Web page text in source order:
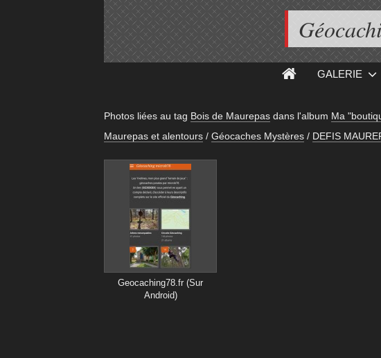
GALERIE
Photos liées au tag Bois de Maurepasdans l'album Ma
Maurepas et alentours / Géocaches Mystères / DEFIS
Geocaching78.fr (Sur
Android)